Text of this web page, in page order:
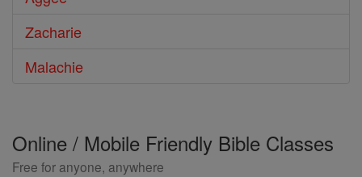
Zacharie
Malachie
Online / Mobile Friendly Bible Classes
Free for anyone, anywhere